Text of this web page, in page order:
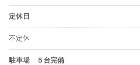
定休日
不定休
駐車場 ５台完備